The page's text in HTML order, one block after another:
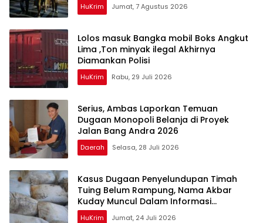
HuKrim Jumat, 7 Agustus 2026
Lolos masuk Bangka mobil Boks Angkut
Lima ,Ton minyak ilegal Akhirnya
Diamankan Polisi
HuKrim Rabu, 29 Juli 2026
Serius, Ambas Laporkan ‎Temuan
Dugaan Monopoli Belanja di Proyek
Jalan Bang Andra 2026
Daerah Selasa, 28 Juli 2026
Kasus Dugaan Penyelundupan Timah
Tuing Belum Rampung, Nama Akbar
Kuday Muncul Dalam Informasi
Penyidikan
HuKrim Jumat, 24 Juli 2026